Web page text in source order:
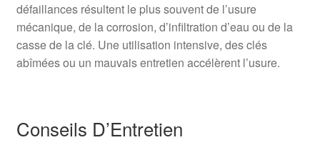
défaillances résultent le plus souvent de l’usure
mécanique, de la corrosion, d’infiltration d’eau ou de la
casse de la clé. Une utilisation intensive, des clés
abîmées ou un mauvais entretien accélèrent l’usure.
Conseils D’Entretien